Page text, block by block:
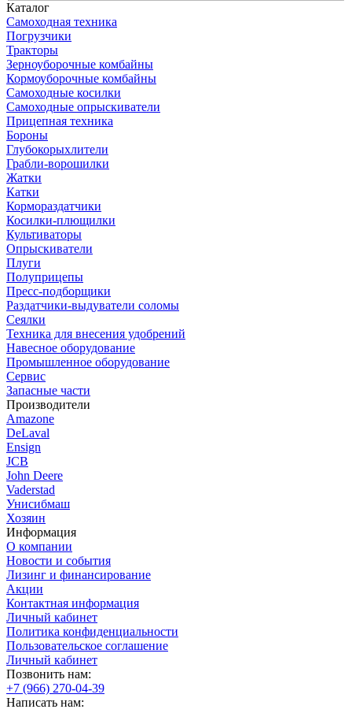
Каталог
Самоходная техника
Погрузчики
Тракторы
Зерноуборочные комбайны
Кормоуборочные комбайны
Самоходные косилки
Самоходные опрыскиватели
Прицепная техника
Бороны
Глубокорыхлители
Грабли-ворошилки
Жатки
Катки
Кормораздатчики
Косилки-плющилки
Культиваторы
Опрыскиватели
Плуги
Полуприцепы
Пресс-подборщики
Раздатчики-выдуватели соломы
Сеялки
Техника для внесения удобрений
Навесное оборудование
Промышленное оборудование
Сервис
Запасные части
Производители
Amazone
DeLaval
Ensign
JCB
John Deere
Vaderstad
Унисибмаш
Хозяин
Информация
О компании
Новости и события
Лизинг и финансирование
Акции
Контактная информация
Личный кабинет
Политика конфиденциальности
Пользовательское соглашение
Личный кабинет
Позвонить нам:
+7 (966) 270-04-39
Написать нам: